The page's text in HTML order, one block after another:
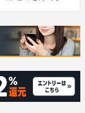
へ